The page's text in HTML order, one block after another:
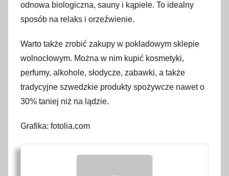
odnowa biologiczna, sauny i kąpiele. To idealny
sposób na relaks i orzeźwienie.
Warto także zrobić zakupy w pokładowym sklepie
wolnocłowym. Można w nim kupić kosmetyki,
perfumy, alkohole, słodycze, zabawki, a także
tradycyjne szwedzkie produkty spożywcze nawet o
30% taniej niż na lądzie.
Grafika: fotolia.com